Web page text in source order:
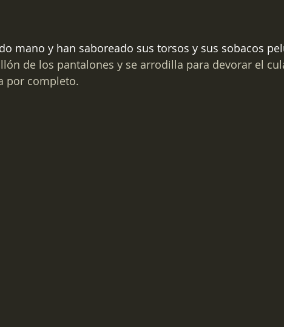
mano y han saboreado sus torsos y sus sobacos
de los pantalones y se arrodilla para devorar el
por completo.